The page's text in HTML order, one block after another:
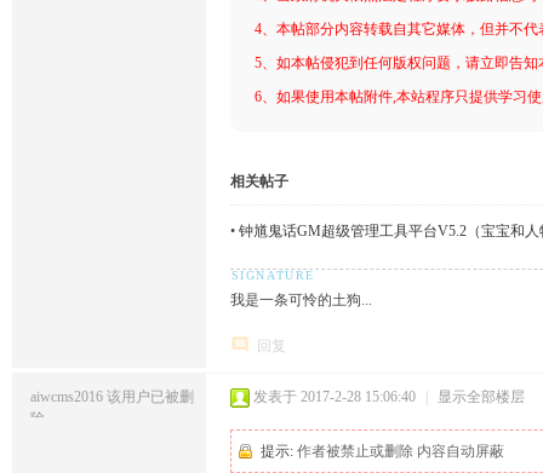
4、本帖部分内容转载自其它媒体，但并不
5、如本帖侵犯到任何版权问题，请立即告
6、如果使用本帖附件,本站程序只提供学习
相关帖子
• 钟馗鬼话GM超级管理工具平台V5.2（宝宝和
我是一条可怜的土狗...
回复
aiwcms2016 该用户已被删
除
发表于 2017-2-28 15:06:40 | 显示全部楼层
提示: 作者被禁止或删除 内容自动屏蔽